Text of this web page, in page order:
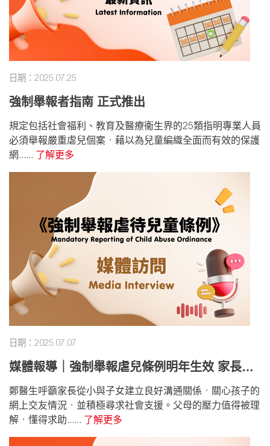
日期：2025.07.25
強制舉報者指南 正式推出
規定包括社會福利、教育及醫療衞生界的25類指明專業人員
必須舉報嚴重虐兒個案，藉以為兒童編織全面而有效的保護
網...... 了解更多
日期：2025.07.07
媒體報導｜強制舉報虐兒條例明年生效 家長壓
鄭醫生呼籲家長從小與子女建立良好溝通關係，關心孩子的
網上交友情況，並積極尋求社會支援。父母的壓力值得被理
解，懂得求助...... 了解更多